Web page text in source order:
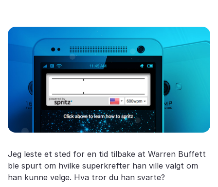
Jeg leste et sted for en tid tilbake at Warren Buffett
ble spurt om hvilke superkrefter han ville valgt om
han kunne velge. Hva tror du han svarte?